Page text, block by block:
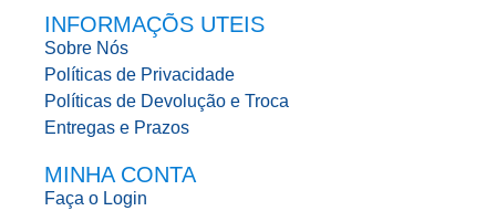
INFORMAÇÕS UTEIS
Sobre Nós
Políticas de Privacidade
Políticas de Devolução e Troca
Entregas e Prazos
MINHA CONTA
Faça o Login